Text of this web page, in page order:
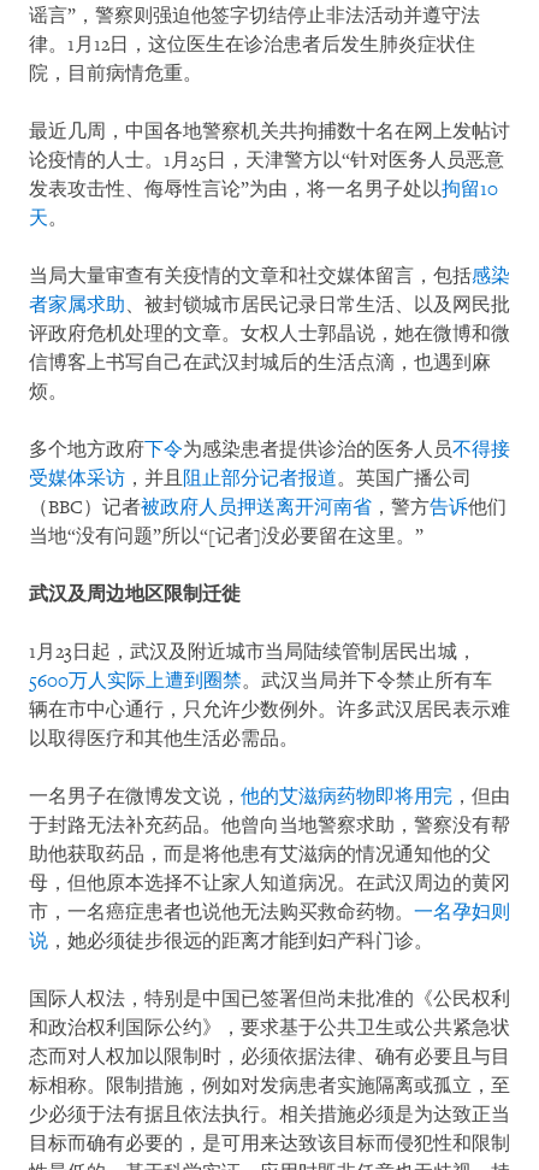
谣言”，警察则强迫他签字切结停止非法活动并遵守法
律。1月12日，这位医生在诊治患者后发生肺炎症状住
院，目前病情危重。
最近几周，中国各地警察机关共拘捕数十名在网上发帖讨
论疫情的人士。1月25日，天津警方以“针对医务人员恶意
发表攻击性、侮辱性言论”为由，将一名男子处以拘留10
天。
当局大量审查有关疫情的文章和社交媒体留言，包括感染
者家属求助、被封锁城市居民记录日常生活、以及网民批
评政府危机处理的文章。女权人士郭晶说，她在微博和微
信博客上书写自己在武汉封城后的生活点滴，也遇到麻
烦。
多个地方政府下令为感染患者提供诊治的医务人员不得接
受媒体采访 ，并且 阻止部分记者报道。英国广播公司
（BBC）记者被政府人员押送离开河南省 ，警方告诉他们
当地“没有问题”所以“[记者]没必要留在这里。”
武汉及周边地区限制迁徙
1月23日起，武汉及附近城市当局陆续管制居民出城，
5600万人实际上遭到圈禁。武汉当局并下令禁止所有车
辆在市中心通行，只允许少数例外。许多武汉居民表示难
以取得医疗和其他生活必需品。
一名男子在微博发文说， 他的艾滋病药物即将用完 ，但由
于封路无法补充药品。他曾向当地警察求助，警察没有帮
助他获取药品，而是将他患有艾滋病的情况通知他的父
母，但他原本选择不让家人知道病况。在武汉周边的黄冈
市，一名癌症患者也说他无法购买救命药物。 一名孕妇则
说 ，她必须徒步很远的距离才能到妇产科门诊。
国际人权法，特别是中国已签署但尚未批准的《公民权利
和政治权利国际公约》，要求基于公共卫生或公共紧急状
态而对人权加以限制时，必须依据法律、确有必要且与目
标相称。限制措施，例如对发病患者实施隔离或孤立，至
少必须于法有据且依法执行。相关措施必须是为达致正当
目标而确有必要的，是可用来达致该目标而侵犯性和限制